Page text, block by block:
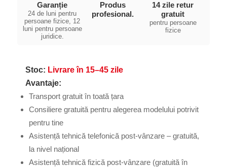
Garanție
24 de luni pentru
persoane fizice, 12
luni pentru persoane
juridice.
Produs
profesional.
14 zile retur
gratuit
pentru persoane
fizice
Stoc: Livrare în 15–45 zile
Avantaje:
Transport gratuit în toată țara
Consiliere gratuită pentru alegerea modelului potrivit
pentru tine
Asistență tehnică telefonică post-vânzare – gratuită,
la nivel național
Asistență tehnică fizică post-vânzare (gratuită în